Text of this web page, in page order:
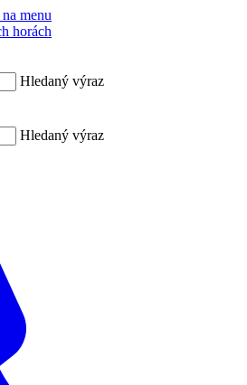
menu
Hledaný výraz
Hledaný výraz